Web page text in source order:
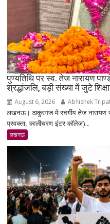
पुण्यतिथि पर स्व. तेज नारायण
श्रद्धांजलि, बड़ी संख्या में जुटे
August 6, 2026 Abhishek
लखनऊ। ठाकुरगंज में स्वर्गीय तेज नारायण
प्रवक्ता, कालीचरण इंटर कॉलेज)...
लखनऊ